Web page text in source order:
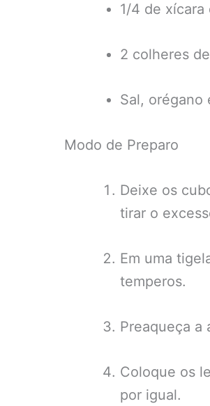
1/4 de
2 colheres
Sal,
Modo de Preparo
Deixe os
tirar o
Em uma
temperos.
Preaqueça a
Coloque os
por igual.